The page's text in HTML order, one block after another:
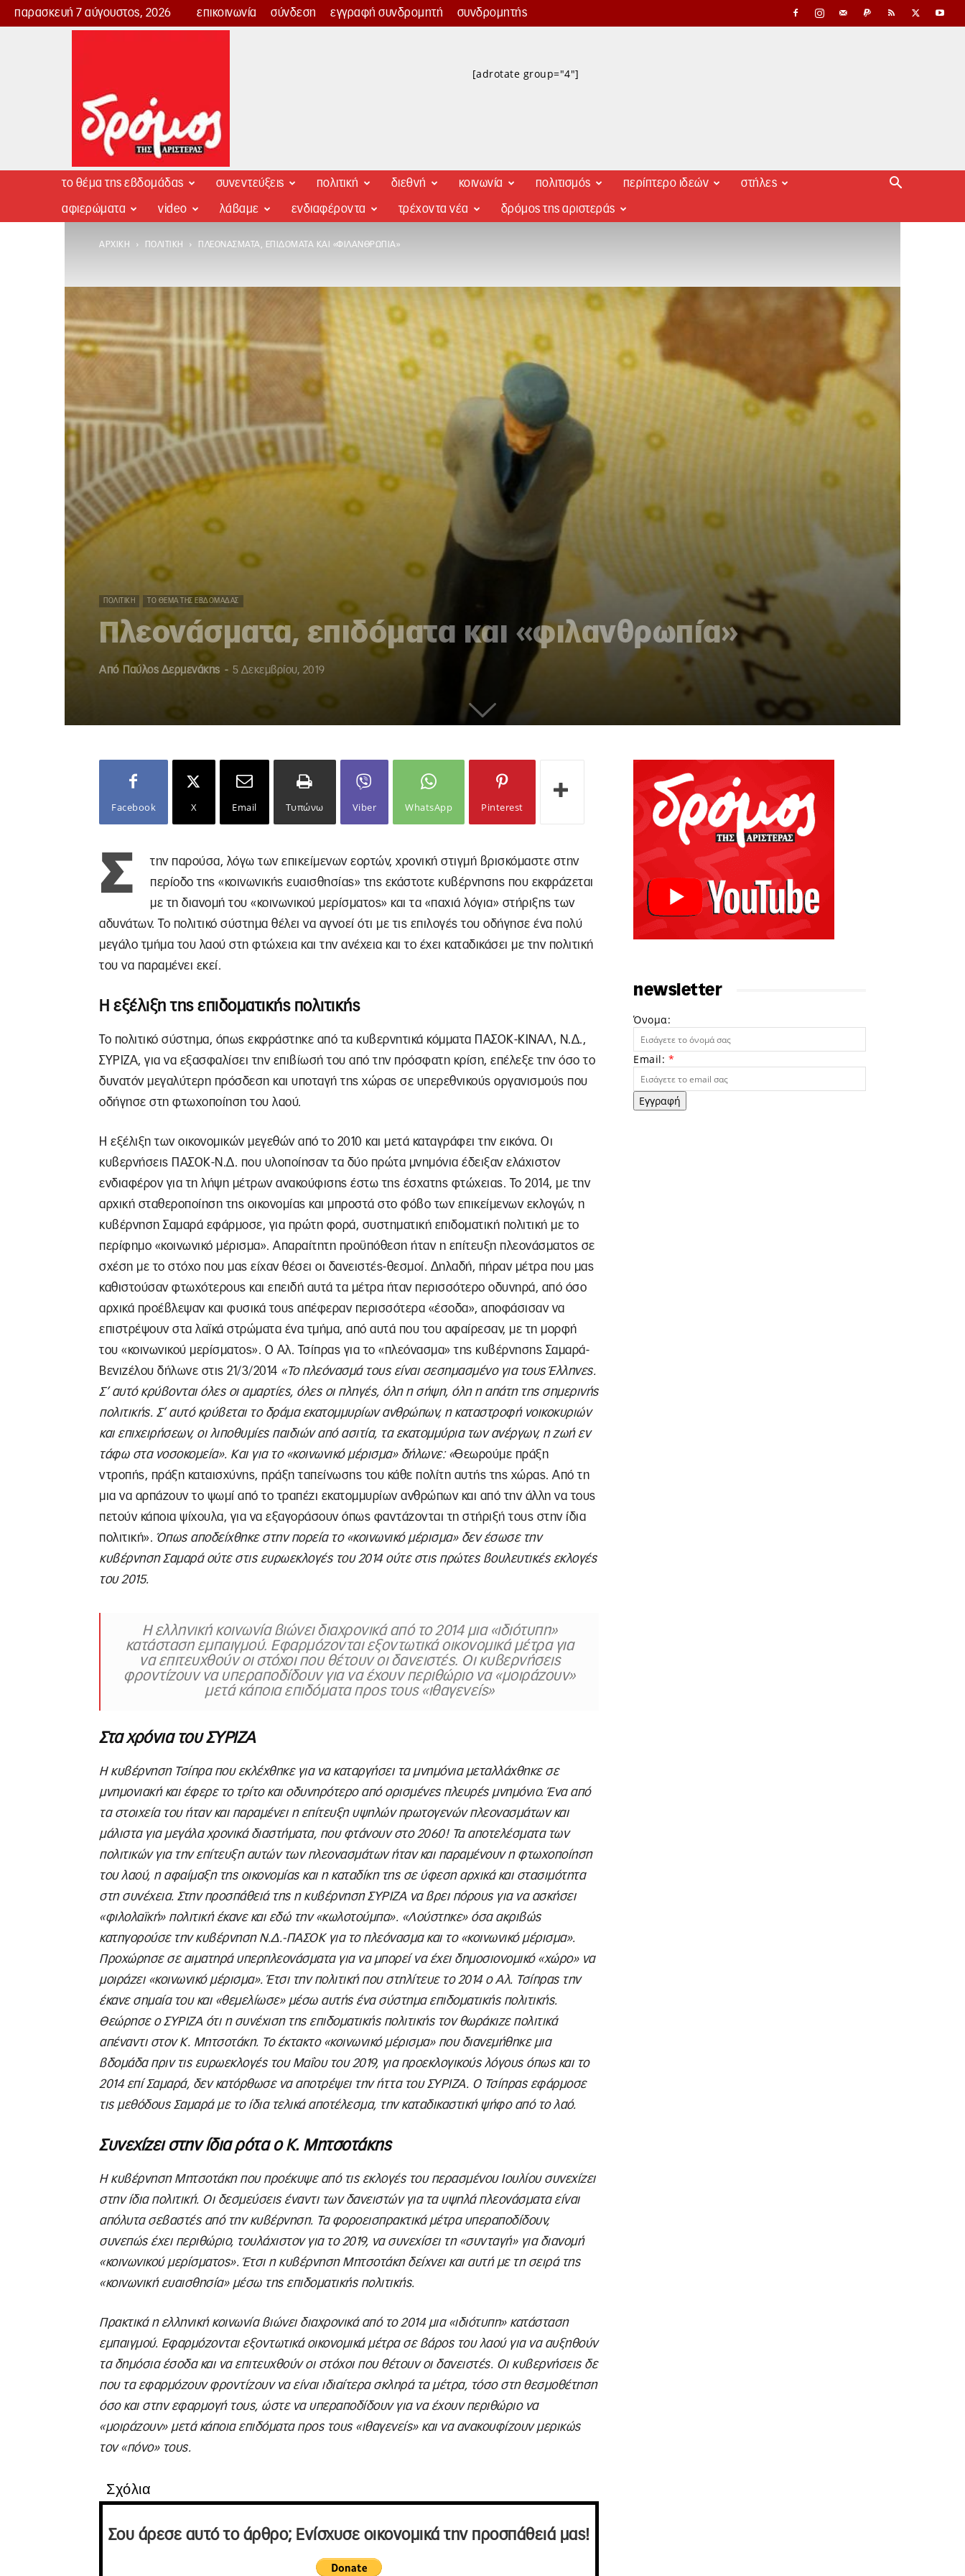
παρασκευή 7 αύγουστος, 2026 επικοινωνία σύνδεση εγγραφή συνδρομητή συνδρομητής
Δρόμος
[adrotate group="4"]
το θέμα της εβδομάδας συνεντεύξεις πολιτική διεθνή κοινωνία πολιτισμός περίπτερο ιδεών στήλες
αφιερώματα video λάβαμε ενδιαφέροντα τρέχοντα νέα δρόμος της αριστεράς
ΑΡΧΙΚΉ ΠΟΛΙΤΙΚΉ ΠΛΕΟΝΆΣΜΑΤΑ, ΕΠΙΔΌΜΑΤΑ ΚΑΙ «ΦΙΛΑΝΘΡΩΠΊΑ»
ΠΟΛΙΤΙΚΉ ΤΟ ΘΈΜΑ ΤΗΣ ΕΒΔΟΜΆΔΑΣ
Πλεονάσματα, επιδόματα και «φιλανθρωπία»
Από Παύλος Δερμενάκης - 5 Δεκεμβρίου, 2019
Facebook X Email Τυπώνω Viber WhatsApp Pinterest
Σ
την παρούσα, λόγω των επικείμενων εορτών, χρονική στιγμή βρισκόμαστε στην
περίοδο της «κοινωνικής ευαισθησίας» της εκάστοτε κυβέρνησης που εκφράζεται
με τη διανομή του «κοινωνικού μερίσματος» και τα «παχιά λόγια» στήριξης των
αδυνάτων. Το πολιτικό σύστημα θέλει να αγνοεί ότι με τις επιλογές του οδήγησε ένα πολύ
μεγάλο τμήμα του λαού στη φτώχεια και την ανέχεια και το έχει καταδικάσει με την πολιτική
του να παραμένει εκεί.
Η εξέλιξη της επιδοματικής πολιτικής
Το πολιτικό σύστημα, όπως εκφράστηκε από τα κυβερνητικά κόμματα ΠΑΣΟΚ-ΚΙΝΑΛ, Ν.Δ.,
ΣΥΡΙΖΑ, για να εξασφαλίσει την επιβίωσή του από την πρόσφατη κρίση, επέλεξε την όσο το
δυνατόν μεγαλύτερη πρόσδεση και υποταγή της χώρας σε υπερεθνικούς οργανισμούς που
οδήγησε στη φτωχοποίηση του λαού.
Η εξέλιξη των οικονομικών μεγεθών από το 2010 και μετά καταγράφει την εικόνα. Οι
κυβερνήσεις ΠΑΣΟΚ-Ν.Δ. που υλοποίησαν τα δύο πρώτα μνημόνια έδειξαν ελάχιστον
ενδιαφέρον για τη λήψη μέτρων ανακούφισης έστω της έσχατης φτώχειας. Το 2014, με την
αρχική σταθεροποίηση της οικονομίας και μπροστά στο φόβο των επικείμενων εκλογών, η
κυβέρνηση Σαμαρά εφάρμοσε, για πρώτη φορά, συστηματική επιδοματική πολιτική με το
περίφημο «κοινωνικό μέρισμα». Απαραίτητη προϋπόθεση ήταν η επίτευξη πλεονάσματος σε
σχέση με το στόχο που μας είχαν θέσει οι δανειστές-θεσμοί. Δηλαδή, πήραν μέτρα που μας
καθιστούσαν φτωχότερους και επειδή αυτά τα μέτρα ήταν περισσότερο οδυνηρά, από όσο
αρχικά προέβλεψαν και φυσικά τους απέφεραν περισσότερα «έσοδα», αποφάσισαν να
επιστρέψουν στα λαϊκά στρώματα ένα τμήμα, από αυτά που του αφαίρεσαν, με τη μορφή
του «κοινωνικού μερίσματος». Ο Αλ. Τσίπρας για το «πλεόνασμα» της κυβέρνησης Σαμαρά-
Βενιζέλου δήλωνε στις 21/3/2014 «Το πλεόνασμά τους είναι σεσημασμένο για τους Έλληνες.
Σ’ αυτό κρύβονται όλες οι αμαρτίες, όλες οι πληγές, όλη η σήψη, όλη η απάτη της σημερινής
πολιτικής. Σ’ αυτό κρύβεται το δράμα εκατομμυρίων ανθρώπων, η καταστροφή νοικοκυριών
και επιχειρήσεων, οι λιποθυμίες παιδιών από ασιτία, τα εκατομμύρια των ανέργων, η ζωή εν
τάφω στα νοσοκομεία». Και για το «κοινωνικό μέρισμα» δήλωνε: «Θεωρούμε πράξη
ντροπής, πράξη καταισχύνης, πράξη ταπείνωσης του κάθε πολίτη αυτής της χώρας. Από τη
μια να αρπάζουν το ψωμί από το τραπέζι εκατομμυρίων ανθρώπων και από την άλλη να τους
πετούν κάποια ψίχουλα, για να εξαγοράσουν όπως φαντάζονται τη στήριξή τους στην ίδια
πολιτική». Όπως αποδείχθηκε στην πορεία το «κοινωνικό μέρισμα» δεν έσωσε την
κυβέρνηση Σαμαρά ούτε στις ευρωεκλογές του 2014 ούτε στις πρώτες βουλευτικές εκλογές
του 2015.
Η ελληνική κοινωνία βιώνει διαχρονικά από το 2014 μια «ιδιότυπη»
κατάσταση εμπαιγμού. Εφαρμόζονται εξοντωτικά οικονομικά μέτρα για
να επιτευχθούν οι στόχοι που θέτουν οι δανειστές. Οι κυβερνήσεις
φροντίζουν να υπεραποδίδουν για να έχουν περιθώριο να «μοιράζουν»
μετά κάποια επιδόματα προς τους «ιθαγενείς»
Στα χρόνια του ΣΥΡΙΖΑ
Η κυβέρνηση Τσίπρα που εκλέχθηκε για να καταργήσει τα μνημόνια μεταλλάχθηκε σε
μνημονιακή και έφερε το τρίτο και οδυνηρότερο από ορισμένες πλευρές μνημόνιο. Ένα από
τα στοιχεία του ήταν και παραμένει η επίτευξη υψηλών πρωτογενών πλεονασμάτων και
μάλιστα για μεγάλα χρονικά διαστήματα, που φτάνουν στο 2060! Τα αποτελέσματα των
πολιτικών για την επίτευξη αυτών των πλεονασμάτων ήταν και παραμένουν η φτωχοποίηση
του λαού, η αφαίμαξη της οικονομίας και η καταδίκη της σε ύφεση αρχικά και στασιμότητα
στη συνέχεια. Στην προσπάθειά της η κυβέρνηση ΣΥΡΙΖΑ να βρει πόρους για να ασκήσει
«φιλολαϊκή» πολιτική έκανε και εδώ την «κωλοτούμπα». «Λούστηκε» όσα ακριβώς
κατηγορούσε την κυβέρνηση Ν.Δ.-ΠΑΣΟΚ για το πλεόνασμα και το «κοινωνικό μέρισμα».
Προχώρησε σε αιματηρά υπερπλεονάσματα για να μπορεί να έχει δημοσιονομικό «χώρο» να
μοιράζει «κοινωνικό μέρισμα». Έτσι την πολιτική που στηλίτευε το 2014 ο Αλ. Τσίπρας την
έκανε σημαία του και «θεμελίωσε» μέσω αυτής ένα σύστημα επιδοματικής πολιτικής.
Θεώρησε ο ΣΥΡΙΖΑ ότι η συνέχιση της επιδοματικής πολιτικής τον θωράκιζε πολιτικά
απέναντι στον Κ. Μητσοτάκη. Το έκτακτο «κοινωνικό μέρισμα» που διανεμήθηκε μια
βδομάδα πριν τις ευρωεκλογές του Μαΐου του 2019, για προεκλογικούς λόγους όπως και το
2014 επί Σαμαρά, δεν κατόρθωσε να αποτρέψει την ήττα του ΣΥΡΙΖΑ. Ο Τσίπρας εφάρμοσε
τις μεθόδους Σαμαρά με το ίδια τελικά αποτέλεσμα, την καταδικαστική ψήφο από το λαό.
Συνεχίζει στην ίδια ρότα ο Κ. Μητσοτάκης
Η κυβέρνηση Μητσοτάκη που προέκυψε από τις εκλογές του περασμένου Ιουλίου συνεχίζει
στην ίδια πολιτική. Οι δεσμεύσεις έναντι των δανειστών για τα υψηλά πλεονάσματα είναι
απόλυτα σεβαστές από την κυβέρνηση. Τα φοροεισπρακτικά μέτρα υπεραποδίδουν,
συνεπώς έχει περιθώριο, τουλάχιστον για το 2019, να συνεχίσει τη «συνταγή» για διανομή
«κοινωνικού μερίσματος». Έτσι η κυβέρνηση Μητσοτάκη δείχνει και αυτή με τη σειρά της
«κοινωνική ευαισθησία» μέσω της επιδοματικής πολιτικής.
Πρακτικά η ελληνική κοινωνία βιώνει διαχρονικά από το 2014 μια «ιδιότυπη» κατάσταση
εμπαιγμού. Εφαρμόζονται εξοντωτικά οικονομικά μέτρα σε βάρος του λαού για να αυξηθούν
τα δημόσια έσοδα και να επιτευχθούν οι στόχοι που θέτουν οι δανειστές. Οι κυβερνήσεις δε
που τα εφαρμόζουν φροντίζουν να είναι ιδιαίτερα σκληρά τα μέτρα, τόσο στη θεσμοθέτηση
όσο και στην εφαρμογή τους, ώστε να υπεραποδίδουν για να έχουν περιθώριο να
«μοιράζουν» μετά κάποια επιδόματα προς τους «ιθαγενείς» και να ανακουφίζουν μερικώς
τον «πόνο» τους.
Σχόλια
Σου άρεσε αυτό το άρθρο; Ενίσχυσε οικονομικά την προσπάθειά μας!
newsletter
Όνομα:
Email: *
Εγγραφή